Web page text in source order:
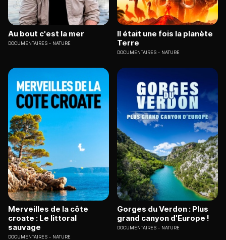
Au bout c'est la mer
DOCUMENTAIRES NATURE
Il était une fois la planète
Terre
DOCUMENTAIRES NATURE
Merveilles de la côte
croate : Le littoral
sauvage
DOCUMENTAIRES NATURE
Gorges du Verdon : Plus
grand canyon d'Europe !
DOCUMENTAIRES NATURE